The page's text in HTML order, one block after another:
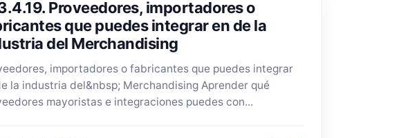
Proveedores, importadores o
que puedes integrar en de la
del Merchandising
importadores o fabricantes que puedes integrar
la industria del&nbsp; Merchandising Aprender qué
mayoristas e integraciones puedes con...